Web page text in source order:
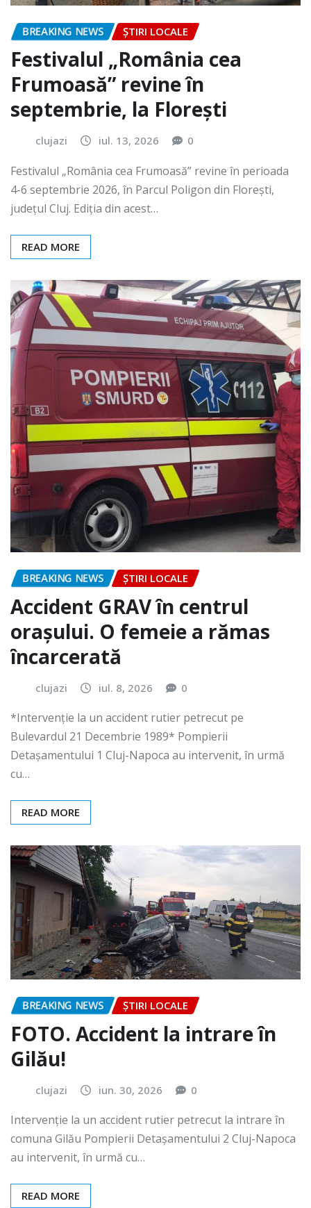
BREAKING NEWS ȘTIRI LOCALE
Festivalul „România cea
Frumoasă” revine în
septembrie, la Florești
clujazi iul. 13, 2026 0
Festivalul „România cea Frumoasă” revine în perioada
4-6 septembrie 2026, în Parcul Poligon din Floreşti,
județul Cluj. Ediția din acest…
READ MORE
BREAKING NEWS ȘTIRI LOCALE
Accident GRAV în centrul
orașului. O femeie a rămas
încarcerată
clujazi iul. 8, 2026 0
*Intervenție la un accident rutier petrecut pe
Bulevardul 21 Decembrie 1989* Pompierii
Detașamentului 1 Cluj-Napoca au intervenit, în urmă
cu…
READ MORE
BREAKING NEWS ȘTIRI LOCALE
FOTO. Accident la intrare în
Gilău!
clujazi iun. 30, 2026 0
Intervenție la un accident rutier petrecut la intrare în
comuna Gilău Pompierii Detașamentului 2 Cluj-Napoca
au intervenit, în urmă cu…
READ MORE